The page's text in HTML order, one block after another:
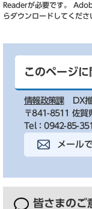
Readerが必要です。
らダウンロードしてくださ
このページ
情報政策課
DX
〒841-8511 佐賀
Tel：0942-85-
メール
皆さまのご